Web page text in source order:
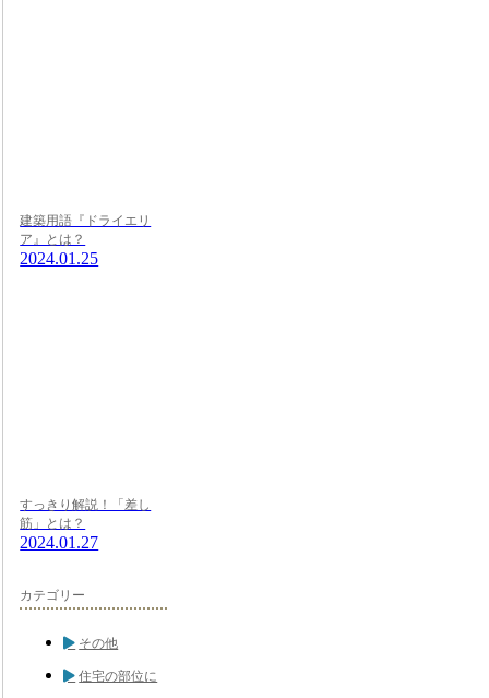
建築用語『ドライエリ
ア』とは？
2024.01.25
すっきり解説！「差し
筋」とは？
2024.01.27
カテゴリー
その他
住宅の部位に